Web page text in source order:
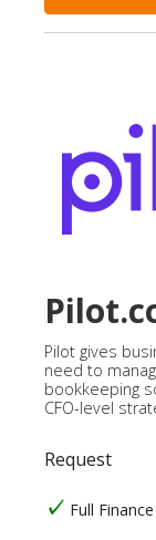
Pilot gives
need to
bookkeeping
CFO-level
Request
Full